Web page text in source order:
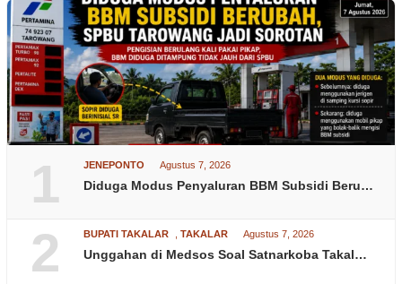
1 JENEPONTO Agustus 7, 2026
Diduga Modus Penyaluran BBM Subsidi Beru…
2 BUPATI TAKALAR TAKALAR Agustus 7, 2026
Unggahan di Medsos Soal Satnarkoba Takal…